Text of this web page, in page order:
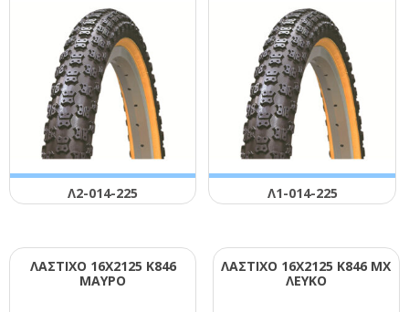
Λ2-014-225 Λ1-014-225
ΛΑΣΤΙΧΟ 16Χ2125 Κ846
ΜΑΥΡΟ
ΛΑΣΤΙΧΟ 16Χ2125 Κ846 ΜΧ
ΛΕΥΚΟ